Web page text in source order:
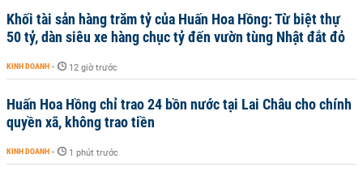
Khối tài sản hàng trăm tỷ của Huấn Hoa Hồng: Từ biệt thự
50 tỷ, dàn siêu xe hàng chục tỷ đến vườn tùng Nhật đắt đỏ
KINH DOANH - 12 giờ trước
Huấn Hoa Hồng chỉ trao 24 bồn nước tại Lai Châu cho chính
quyền xã, không trao tiền
KINH DOANH - 1 phút trước